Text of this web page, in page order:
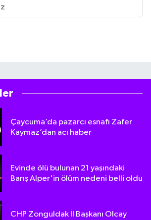
Çaycuma’da pazarcı esnafı Zafer
Kaymaz’dan acı haber
Evinde ölü bulunan 21 yaşındaki
Barış Alper'in ölüm nedeni belli oldu
CHP Zonguldak İl Başkanı Olcay